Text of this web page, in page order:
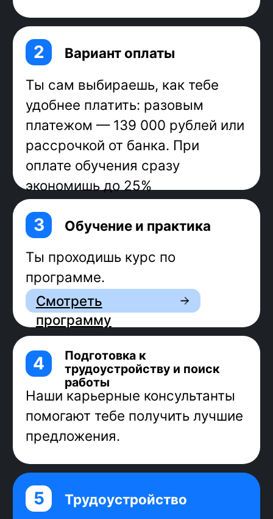
JavaScript.
Средний доход фронтенд-
196 000 рублей
Источники: Stack Overflow, W3Techs,
Более 97% веб-приложений в мире
используют JavaScript в качестве
фронтенд-языка, в том числе
Google, YouTube, Facebook,
Amazon, eBay, Twitter, LinkedIn.
Frontend-разработчики на
JavaScript — востребованные
специалисты, которые могут влиять
на свою зарплату: развивать
навыки и получать больше. Многим
достаточно одного года, чтобы
повысить уровень, например с
джуна до мидла. На hh.ru 4500
вакансий.
-разработчик:
За 9 месяцев обучения ты:
сделать так, чтобы дизайн-макет стал
наработаешь практику